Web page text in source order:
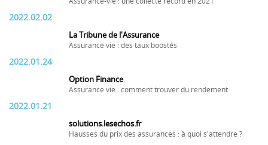
2022.02.02
La Tribune de l'Assurance
Assurance vie : des taux boostés
2022.01.24
Option Finance
Assurance vie : comment trouver du rendement
2022.01.21
solutions.lesechos.fr
Hausses du prix des assurances : à quoi s'attendre ?